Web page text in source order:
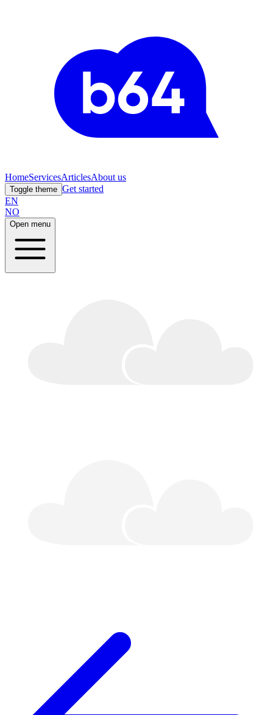
HomeServicesArticlesAbout us
Toggle theme Get started
EN
NO
Open menu